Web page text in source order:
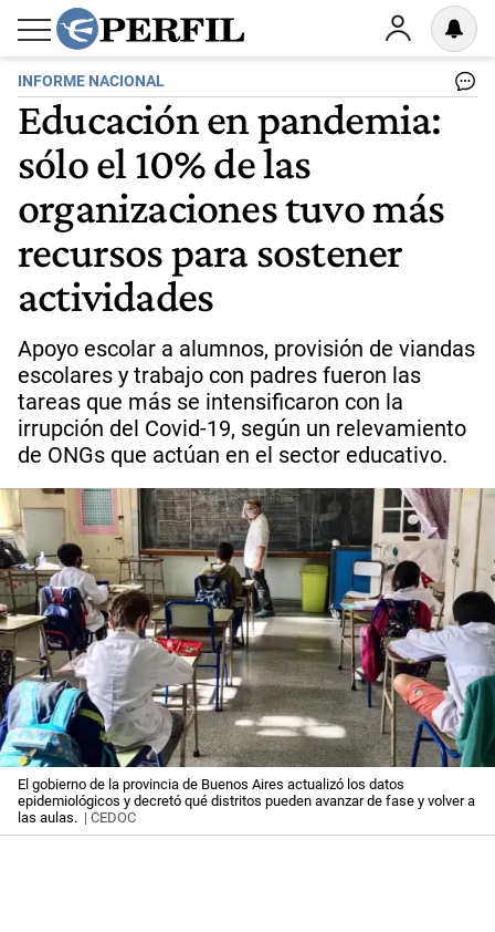
INFORME NACIONAL
Educación en pandemia:
sólo el 10% de las
organizaciones tuvo más
recursos para sostener
actividades
Apoyo escolar a alumnos, provisión de viandas
escolares y trabajo con padres fueron las
tareas que más se intensificaron con la
irrupción del Covid-19, según un relevamiento
de ONGs que actúan en el sector educativo.
El gobierno de la provincia de Buenos Aires actualizó los datos
epidemiológicos y decretó qué distritos pueden avanzar de fase y volver a
las aulas. | CEDOC